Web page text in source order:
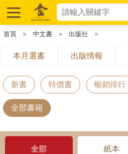
首頁 ＞ 中文書 ＞ 出版社 ＞
本月選書 出版情報
新書 特價書 暢銷排行
全部書籍
全部 紙本